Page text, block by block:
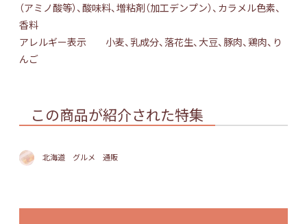
（アミノ酸等）、酸味料、増粘剤（加工デンプン）、カラメル色素、
香料
アレルギー表示 小麦、乳成分、落花生、大豆、豚肉、鶏肉、り
んご
この商品が紹介された特集
北海道 グルメ 通販